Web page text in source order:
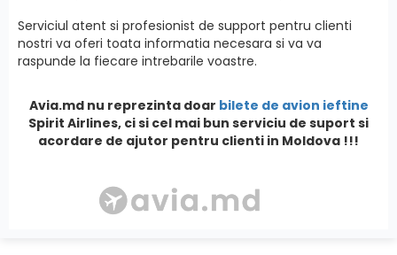
Serviciul atent si profesionist de support pentru clienti
nostri va oferi toata informatia necesara si va va
raspunde la fiecare intrebarile voastre.
Avia.md nu reprezinta doar bilete de avion ieftine
Spirit Airlines, ci si cel mai bun serviciu de suport si
acordare de ajutor pentru clienti in Moldova !!!